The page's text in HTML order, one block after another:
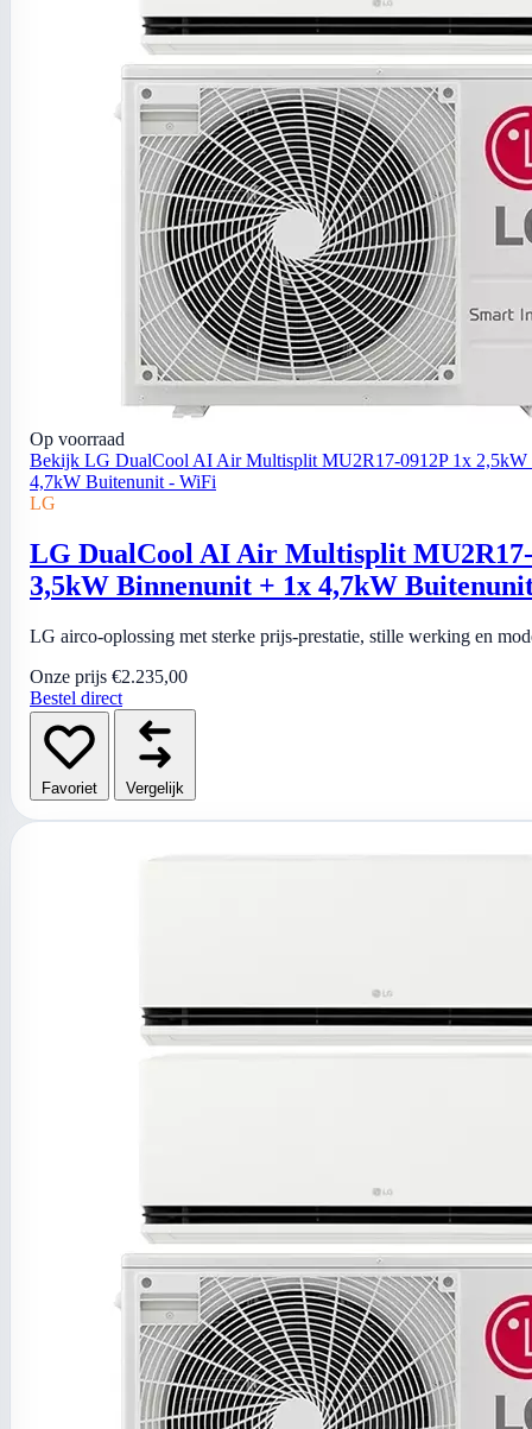
Op voorraad
Bekijk LG DualCool AI Air Multisplit MU2R17-0912P 1x
4,7kW Buitenunit - WiFi
LG
LG DualCool AI Air Multisplit MU2R17-
3,5kW Binnenunit + 1x 4,7kW
LG airco-oplossing met sterke prijs-prestatie, stille werking en
Onze prijs €2.235,00
Bestel direct
Favoriet Vergelijk